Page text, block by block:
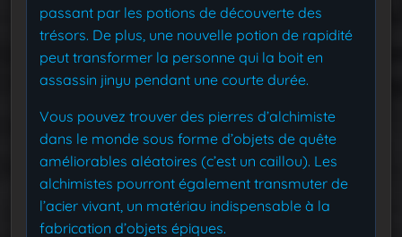
passant par les potions de découverte des
trésors. De plus, une nouvelle potion de rapidité
peut transformer la personne qui la boit en
assassin jinyu pendant une courte durée.
Vous pouvez trouver des pierres d’alchimiste
dans le monde sous forme d’objets de quête
améliorables aléatoires (c’est un caillou). Les
alchimistes pourront également transmuter de
l’acier vivant, un matériau indispensable à la
fabrication d’objets épiques.